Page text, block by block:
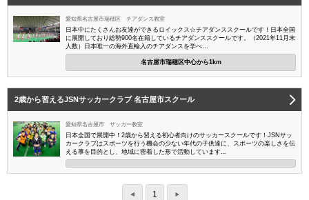
愛知県名古屋市瑞穂区 チアダンス教室
日本中にたくさんお友達ができるロイックス☆チアダンススクールです！日本全国
に展開しており総勢900名在籍しているチアダンススクールです。（2021年11月末
人数）日本唯一の海外直輸入のチアダンスを学べ…
名古屋市瑞穂区中心から1km
2歳から習えるJSNサッカークラブ 名古屋市スクール
愛知県名古屋市 サッカー教室
日本全国で展開中！2歳から習える初心者向けのサッカースクールです！JSNサッ
カークラブはスポーツを行う機会の少ない年代の子供達に、スポーツの楽しさを伝
える事を目的とし、地域に密着した形で活動しています…
1